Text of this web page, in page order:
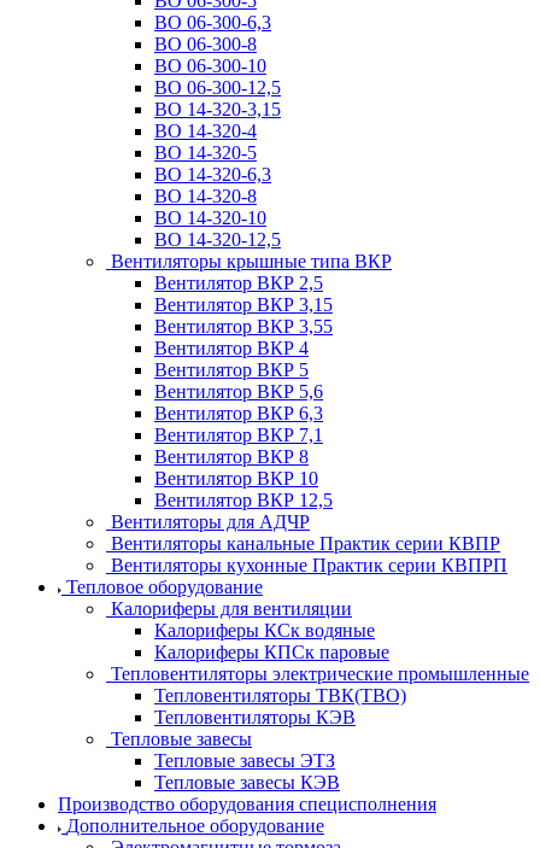
ВО 06-300-6,3
ВО 06-300-8
ВО 06-300-10
ВО 06-300-12,5
ВО 14-320-3,15
ВО 14-320-4
ВО 14-320-5
ВО 14-320-6,3
ВО 14-320-8
ВО 14-320-10
ВО 14-320-12,5
Вентиляторы крышные типа ВКР
Вентилятор ВКР 2,5
Вентилятор ВКР 3,15
Вентилятор ВКР 3,55
Вентилятор ВКР 4
Вентилятор ВКР 5
Вентилятор ВКР 5,6
Вентилятор ВКР 6,3
Вентилятор ВКР 7,1
Вентилятор ВКР 8
Вентилятор ВКР 10
Вентилятор ВКР 12,5
Вентиляторы для АДЧР
Вентиляторы канальные Практик серии КВПР
Вентиляторы кухонные Практик серии КВПРП
Тепловое оборудование
Калориферы для вентиляции
Калориферы КСк водяные
Калориферы КПСк паровые
Тепловентиляторы электрические промышленные
Тепловентиляторы ТВК(ТВО)
Тепловентиляторы КЭВ
Тепловые завесы
Тепловые завесы ЭТЗ
Тепловые завесы КЭВ
Производство оборудования специсполнения
Дополнительное оборудование